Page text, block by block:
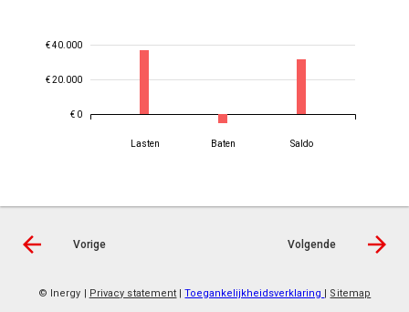
€ 0
€ 20.000
€ 40.000
Lasten Baten Saldo
Vorige Volgende
© Inergy | Privacy statement |Toegankelijkheidsverklaring | Sitemap